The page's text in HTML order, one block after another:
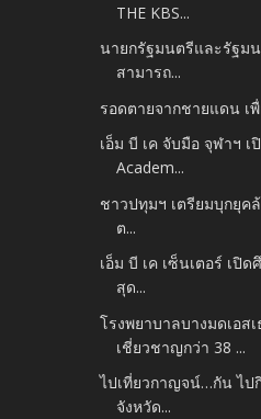
THE KBS...
นายกรัฐมนตรีและรัฐม
สามารถ...
รอดตายจากชายแดน เ
เอ็ม บี เค จับมือ จุฬาฯ เ
Academ...
ชาวปทุมฯ เตรียมบุกยุค
ต...
เอ็ม บี เค เซ็นเตอร์ เปิ
สุด...
โรงพยาบาลบางมดเอส
เชี่ยวชาญกว่า 38 ...
ไปเที่ยวกาญจน์…กัน ไป
จังหวัด...